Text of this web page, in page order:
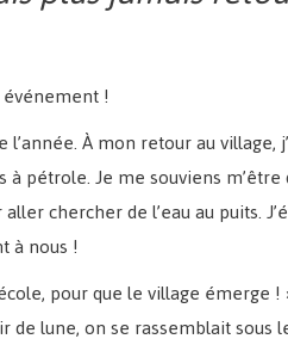
événement !
À mon retour au village,
pétrole. Je me souviens m’être
chercher de l’eau au puits.
à nous !
pour que le village émerge !
de lune, on se rassemblait sous